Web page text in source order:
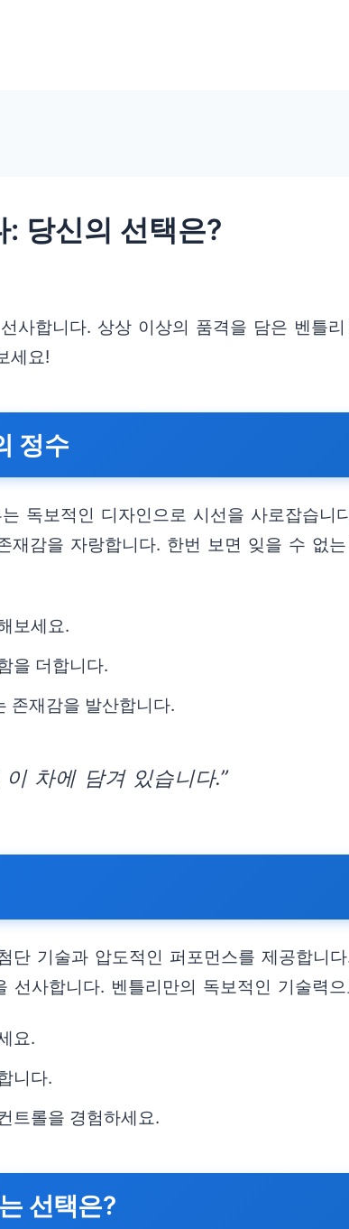
: 당신의 선택은?
사합니다. 상상 이상의 품격을 담은 벤틀
세요!
정수
독보적인 디자인으로 시선을 사로잡습니
감을 자랑합니다. 한번 보면 잊을 수 없
보세요.
을 더합니다.
존재감을 발산합니다.
차에 담겨 있습니다.”
기술과 압도적인 퍼포먼스를 제공합니
사합니다. 벤틀리만의 독보적인 기술력
요.
니다.
트롤을 경험하세요.
선택은?